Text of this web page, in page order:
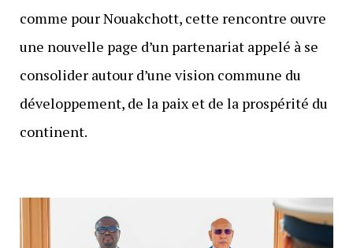
comme pour Nouakchott, cette rencontre ouvre
une nouvelle page d’un partenariat appelé à se
consolider autour d’une vision commune du
développement, de la paix et de la prospérité du
continent.